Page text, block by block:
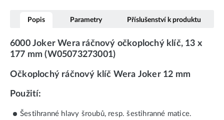
Popis Parametry Příslušenství k produktu
6000 Joker Wera ráčnový očkoplochý klíč, 13 x
177 mm (W05073273001)
Očkoplochý ráčnový klíč Wera Joker 12 mm
Použití:
Šestihranné hlavy šroubů, resp. šestihranné matice.